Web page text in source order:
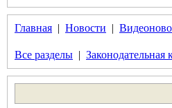
Главная | Новости |
Все разделы | Законодательная